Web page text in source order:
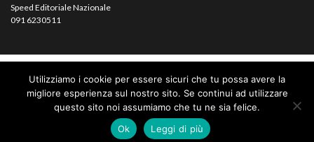
Speed Editoriale Nazionale
091 6230511
© Taobuk, festival letterario internazionale 2013/2021 - Tutti i contenuti del
sito sono coperti da copyright - C.F. 96010220836.note legali.
Credits
Utilizziamo i cookie per essere sicuri che tu possa avere la
migliore esperienza sul nostro sito. Se continui ad utilizzare
questo sito noi assumiamo che tu ne sia felice.
Ok
Leggi di più